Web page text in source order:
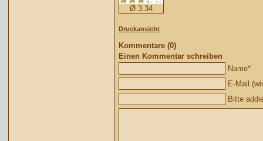
Ø 3.34
Druckansicht
Kommentare (0)
Einen Kommentar schreiben
Name*
E-Mail
Bitte